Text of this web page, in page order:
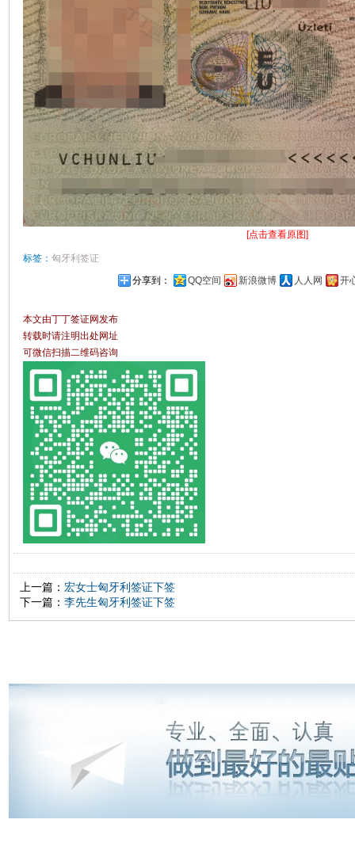
[点击查看原图]
标签： 匈牙利签证
分享到：
QQ空间 新浪微博 人人网 开
本文由丁丁签证网发布
转载时请注明出处网址
可微信扫描二维码咨询
上一篇： 宏女士匈牙利签证下签
下一篇： 李先生匈牙利签证下签